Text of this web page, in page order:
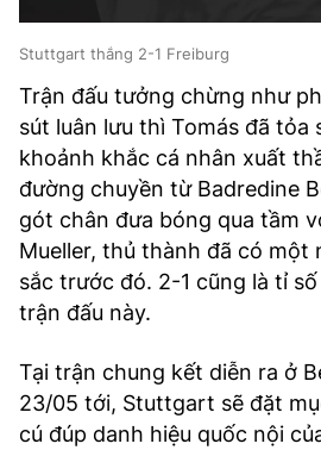
Stuttgart thắng 2-1 Freiburg
Trận đấu tưởng chừng như
sút luân lưu thì Tomás đã tỏa
khoảnh khắc cá nhân xuất
đường chuyền từ Badredine
gót chân đưa bóng qua tầm
Mueller, thủ thành đã có một
sắc trước đó. 2-1 cũng là tỉ
trận đấu này.
Tại trận chung kết diễn ra ở
23/05 tới, Stuttgart sẽ đặt
cú đúp danh hiệu quốc nội